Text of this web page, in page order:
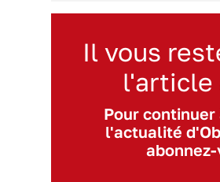
Il vous
l'article
Pour
l'actualité